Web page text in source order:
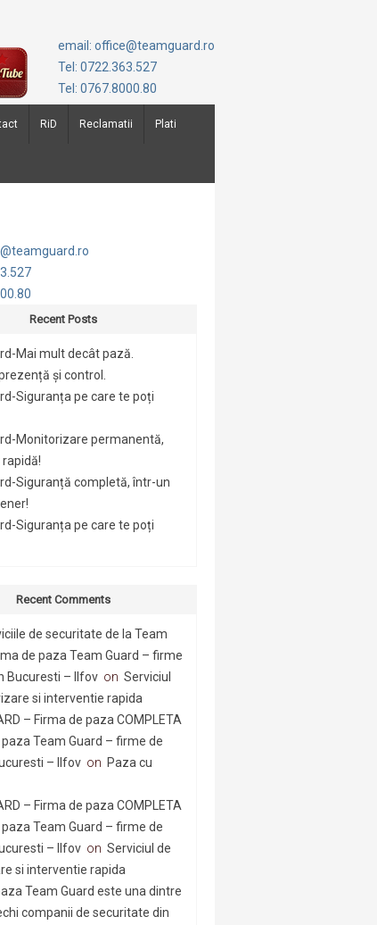
email: office@teamguard.ro
Tel: 0722.363.527
Tel: 0767.8000.80
RiD Reclamatii Plati
Recent Posts
Mai mult decât pază.
și control.
Siguranța pe care te poți
Monitorizare permanentă,
Siguranță completă, într-un
Siguranța pe care te poți
Recent Comments
de securitate de la Team
de paza Team Guard – firme
Bucuresti – Ilfov on Serviciul
si interventie rapida
– Firma de paza COMPLETA
Team Guard – firme de
– Ilfov on Paza cu
– Firma de paza COMPLETA
Team Guard – firme de
– Ilfov on Serviciul de
si interventie rapida
Team Guard este una dintre
companii de securitate din